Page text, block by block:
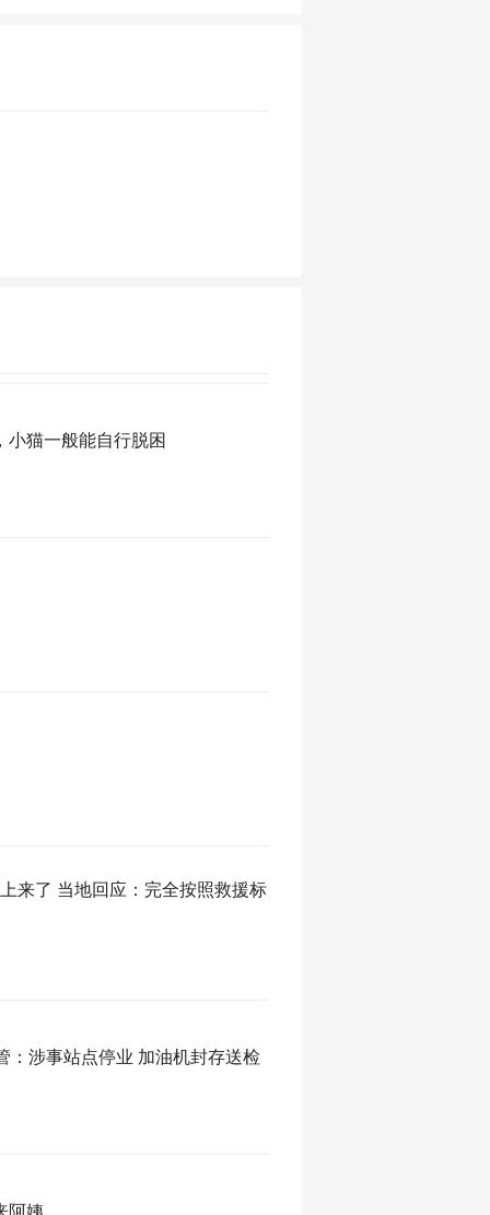
猫一般能自行脱困
弊 市场监管：涉事站点停业 加油机封存送检